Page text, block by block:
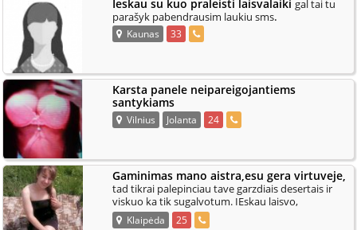
Ieskau su kuo praleisti laisvalaiki gal tai tu
parašyk pabendrausim laukiu sms.
Kaunas 33
Karsta panele neipareigojantiems
santykiams
Vilnius Jolanta 24
Gaminimas mano aistra,esu gera virtuveje,
tad tikrai palepinciau tave garzdiais desertais ir
viskuo ka tik sugalvotum. IEskau laisvo,
bendraujancio vaikino nuo
Klaipėda 25